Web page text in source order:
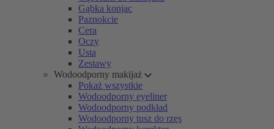
Gąbka konjac
Paznokcie
Cera
Oczy
Usta
Zestawy
Wodoodporny makijaż
Pokaż wszystkie
Wodoodporny eyeliner
Wodoodporny podkład
Wodoodporny tusz do rzęs